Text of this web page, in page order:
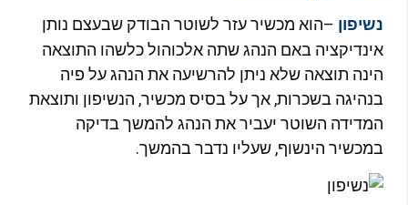
–הוא מכשיר עזר לשוטר הבודק שבעצם נותן
באם הנהג שתה אלכוהול כלשהו התוצאה
תוצאה שלא ניתן להרשיעה את הנהג על פיה
בשכרות, אך על בסיס מכשיר, הנשיפון ותוצאת
השוטר יעביר את הנהג להמשך בדיקה
הינשוף, שעליו נדבר בהמשך.